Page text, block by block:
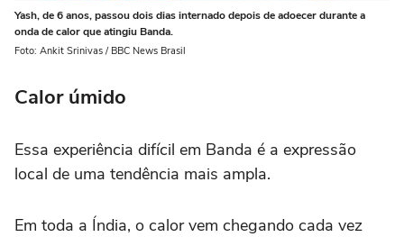
Yash, de 6 anos, passou dois dias internado depois de adoecer durante a
onda de calor que atingiu Banda.
Foto: Ankit Srinivas / BBC News Brasil
Calor úmido
Essa experiência difícil em Banda é a expressão
local de uma tendência mais ampla.
Em toda a Índia, o calor vem chegando cada vez